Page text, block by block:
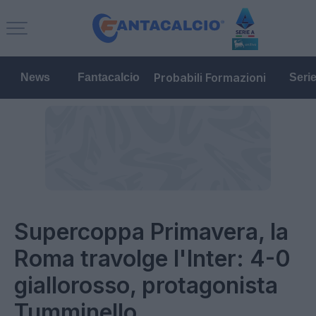
News Fantacalcio Probabili Formazioni
Supercoppa Primavera, la
Roma travolge l'Inter: 4-0
giallorosso, protagonista